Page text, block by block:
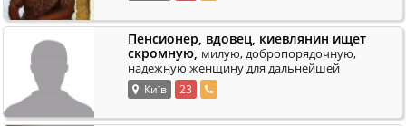
Пенсионер, вдовец, киевлянин ищет
скромную, милую, добропорядочную,
надежную женщину для дальнейшей
совместной жизни. Писать о себе с фото:
Киев-211, а/я 106, М
Київ 23